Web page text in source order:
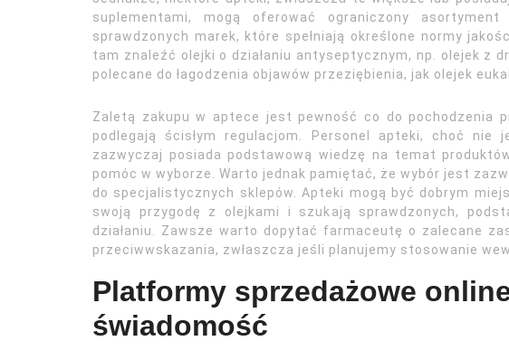
suplementami, mogą oferować ograniczony
sprawdzonych marek, które spełniają określone normy
tam znaleźć olejki o działaniu antyseptycznym, np. olejek z
polecane do łagodzenia objawów przeziębienia, jak olejek
Zaletą zakupu w aptece jest pewność co do pochodzenia
podlegają ścisłym regulacjom. Personel apteki, choć nie
zazwyczaj posiada podstawową wiedzę na temat
pomóc w wyborze. Warto jednak pamiętać, że wybór jest
do specjalistycznych sklepów. Apteki mogą być dobrym
swoją przygodę z olejkami i szukają sprawdzonych,
działaniu. Zawsze warto dopytać farmaceutę o zalecane
przeciwwskazania, zwłaszcza jeśli planujemy stosowanie
Platformy sprzedażowe
świadomość